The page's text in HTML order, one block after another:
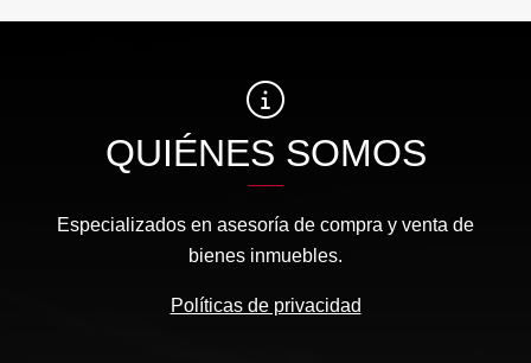
QUIÉNES SOMOS
Especializados en asesoría de compra y venta de
bienes inmuebles.
Políticas de privacidad